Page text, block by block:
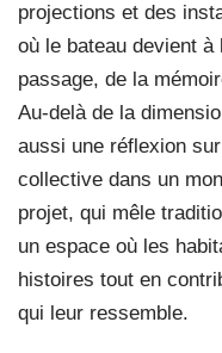
projections et des
où le bateau devient
passage, de la
Au-delà de la
aussi une réflexion
collective dans un
projet, qui mêle
un espace où les
histoires tout en
qui leur ressemble.